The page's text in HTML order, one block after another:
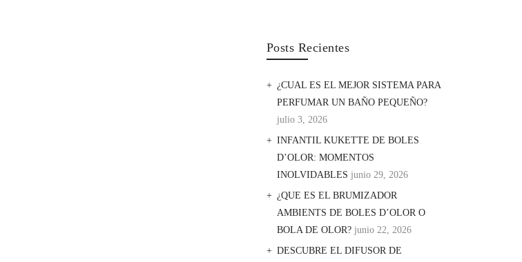
Posts Recientes
¿CUAL ES EL MEJOR SISTEMA PARA
PERFUMAR UN BAÑO PEQUEÑO?
julio 3, 2026
INFANTIL KUKETTE DE BOLES
D’OLOR: MOMENTOS
INOLVIDABLES junio 29, 2026
¿QUE ES EL BRUMIZADOR
AMBIENTS DE BOLES D’OLOR O
BOLA DE OLOR? junio 22, 2026
DESCUBRE EL DIFUSOR DE